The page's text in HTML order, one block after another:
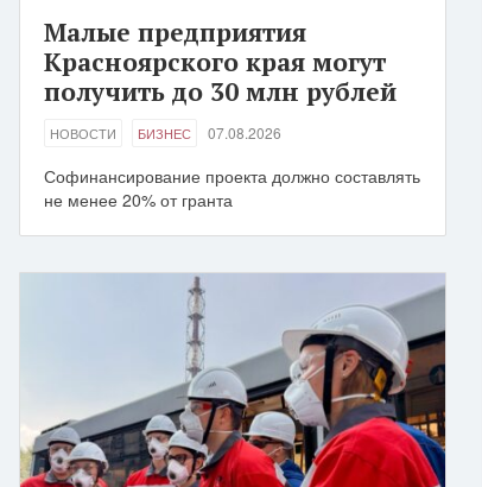
Малые предприятия
Красноярского края могут
получить до 30 млн рублей
НОВОСТИ БИЗНЕС 07.08.2026
Софинансирование проекта должно составлять
не менее 20% от гранта